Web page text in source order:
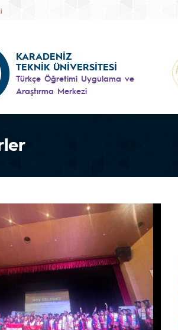
KARADENİZ
TEKNİK ÜNİVERSİTESİ
Türkçe Öğretimi Uygulama ve
Araştırma Merkezi